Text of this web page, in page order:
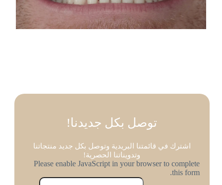
توصل بكل جديدنا!
اشترك في قائمتنا البريدية وتوصل بكل جديد منتجاتنا
وتدويناتنا الحصرية!
Please enable JavaScript in your browser to complete
this form.